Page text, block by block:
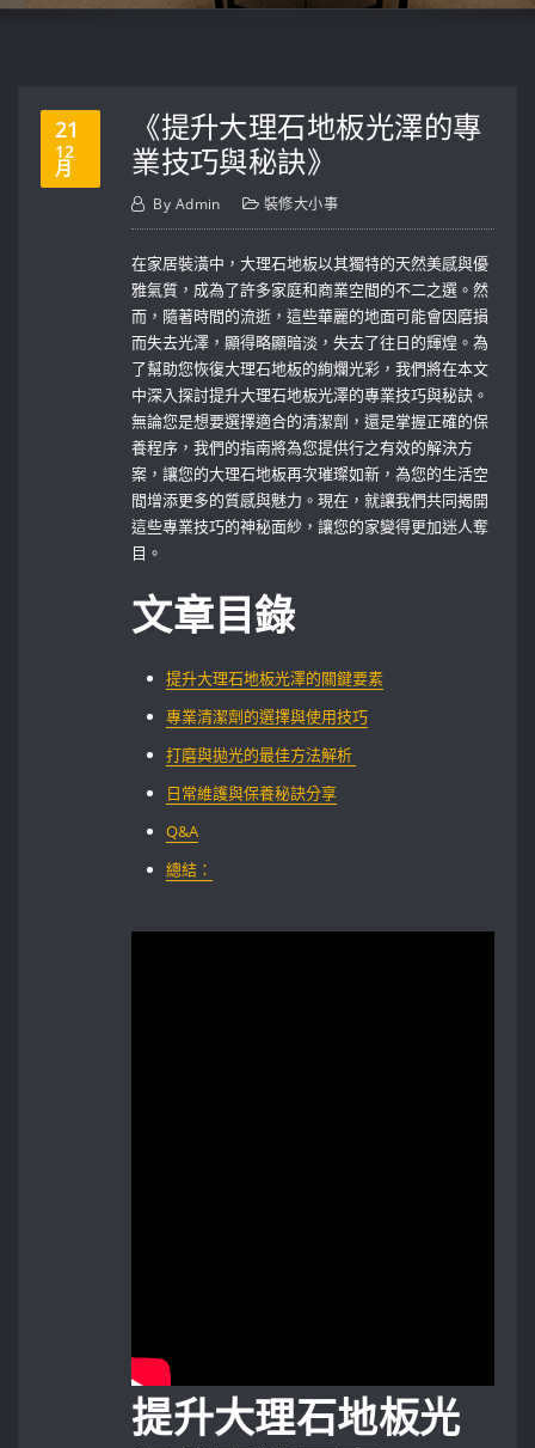
21
12
月
《提升大理石地板光澤的專
業技巧與秘訣》
By Admin 裝修大小事
在家居裝潢中，大理石地板以其獨特的天然美感與優
雅氣質，成為了許多家庭和商業空間的不二之選。然
而，隨著時間的流逝，這些華麗的地面可能會因磨損
而失去光澤，顯得略顯暗淡，失去了往日的輝煌。為
了幫助您恢復大理石地板的絢爛光彩，我們將在本文
中深入探討提升大理石地板光澤的專業技巧與秘訣。
無論您是想要選擇適合的清潔劑，還是掌握正確的保
養程序，我們的指南將為您提供行之有效的解決方
案，讓您的大理石地板再次璀璨如新，為您的生活空
間增添更多的質感與魅力。現在，就讓我們共同揭開
這些專業技巧的神秘面紗，讓您的家變得更加迷人奪
目。
文章目錄
提升大理石地板光澤的關鍵要素
專業清潔劑的選擇與使用技巧‍
打磨與拋光的最佳方法解析 ‍
日常維護與保養秘訣分享
Q&A
總結：
提升大理石地板光